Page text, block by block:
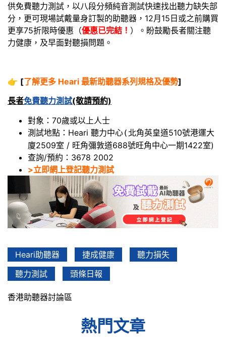
供免費聽力測試，以八段分頻純音測試快速找出聽力缺失部
分，更可現場試戴量身訂製的助聽器，12月15日或之前購買
更享75折限時優惠（優惠已完結！ ）。盼鼓勵長者關注聽
力健康，及早面對聽損問題。
👉 [了解更多 Heari 最新助聽器系列規格及優勢]
長者免費聽力測試(敬請預約)
對象：70歲或以上人士
測試地點：Heari 聽力中心( 北角英皇道510號港運大
廈2509室 / 旺角彌敦道688號旺角中心一期1422室)
查詢/預約：3678 2002
>立即網上登記聽力測試
Heari助聽器 捷成健康
聽力損失
聽力測試
頭條日報
香港助聽器討論區
熱門文章